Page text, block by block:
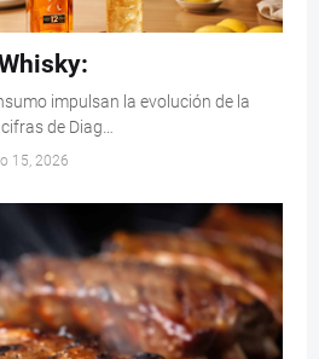
impulsan la evolución de la
de Diag…
15, 2026